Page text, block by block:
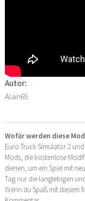
Autor:
Alain65
Wofür werden diese
Euro Truck Simulator 2
Mods, die kostenlose
dienen, um ein Spiel mit
Tag nur die langlebigen
Wenn du Spaß mit diesem